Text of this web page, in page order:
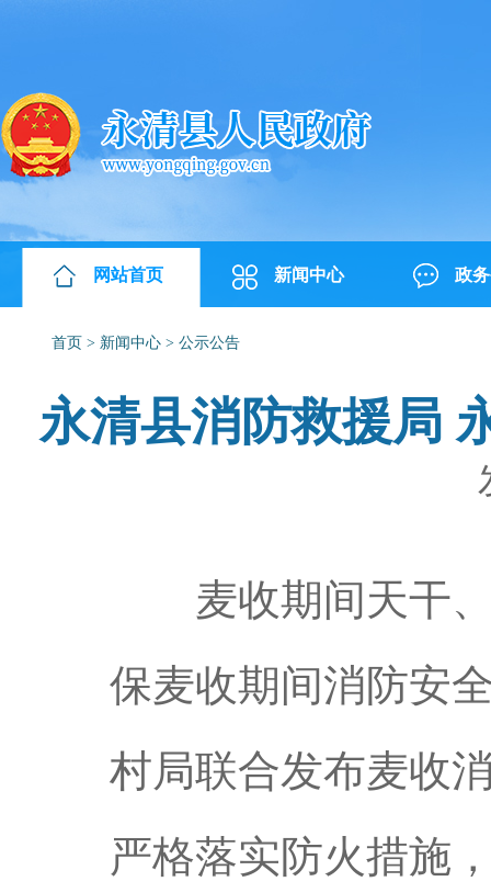
网站首页 新闻中心 政
首页 > 新闻中心 > 公示公告
永清县消防救援局
麦收期间天干、
保麦收期间消防安
村局联合发布麦收
严格落实防火措施